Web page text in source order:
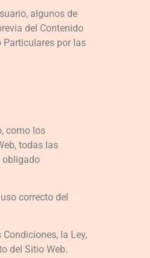
algunos de
del Contenido
Particulares por las
como los
todas las
obligado
correcto del
la Ley,
del Sitio Web.